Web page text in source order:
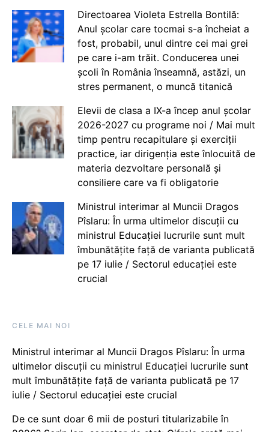
Directoarea Violeta Estrella Bontilă:
Anul școlar care tocmai s-a încheiat a
fost, probabil, unul dintre cei mai grei
pe care i-am trăit. Conducerea unei
școli în România înseamnă, astăzi, un
stres permanent, o muncă titanică
Elevii de clasa a IX-a încep anul școlar
2026-2027 cu programe noi / Mai mult
timp pentru recapitulare și exerciții
practice, iar dirigenția este înlocuită de
materia dezvoltare personală și
consiliere care va fi obligatorie
Ministrul interimar al Muncii Dragos
Pîslaru: În urma ultimelor discuții cu
ministrul Educației lucrurile sunt mult
îmbunătățite față de varianta publicată
pe 17 iulie / Sectorul educației este
crucial
CELE MAI NOI
Ministrul interimar al Muncii Dragos Pîslaru: În urma
ultimelor discuții cu ministrul Educației lucrurile sunt
mult îmbunătățite față de varianta publicată pe 17
iulie / Sectorul educației este crucial
De ce sunt doar 6 mii de posturi titularizabile în